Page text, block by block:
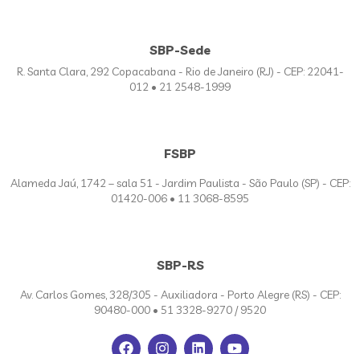
SBP-Sede
R. Santa Clara, 292 Copacabana - Rio de Janeiro (RJ) - CEP: 22041-
012 • 21 2548-1999
FSBP
Alameda Jaú, 1742 – sala 51 - Jardim Paulista - São Paulo (SP) - CEP:
01420-006 • 11 3068-8595
SBP-RS
Av. Carlos Gomes, 328/305 - Auxiliadora - Porto Alegre (RS) - CEP:
90480-000 • 51 3328-9270 / 9520